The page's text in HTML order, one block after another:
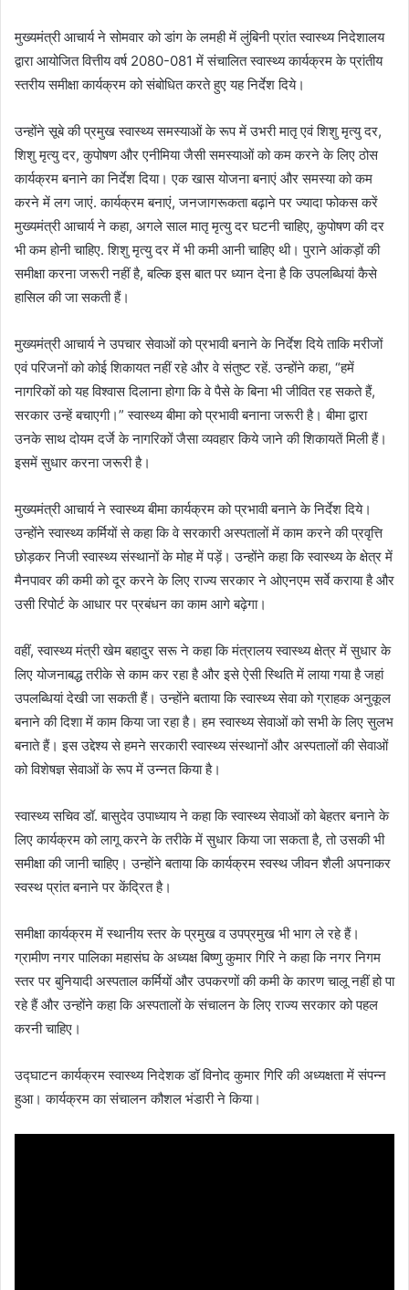
मुख्यमंत्री आचार्य ने सोमवार को डांग के लमही में लुंबिनी प्रांत स्वास्थ्य निदेशालय
द्वारा आयोजित वित्तीय वर्ष 2080-081 में संचालित स्वास्थ्य कार्यक्रम के प्रांतीय
स्तरीय समीक्षा कार्यक्रम को संबोधित करते हुए यह निर्देश दिये।
उन्होंने सूबे की प्रमुख स्वास्थ्य समस्याओं के रूप में उभरी मातृ एवं शिशु मृत्यु दर,
शिशु मृत्यु दर, कुपोषण और एनीमिया जैसी समस्याओं को कम करने के लिए ठोस
कार्यक्रम बनाने का निर्देश दिया। एक खास योजना बनाएं और समस्या को कम
करने में लग जाएं. कार्यक्रम बनाएं, जनजागरूकता बढ़ाने पर ज्यादा फोकस करें
मुख्यमंत्री आचार्य ने कहा, अगले साल मातृ मृत्यु दर घटनी चाहिए, कुपोषण की दर
भी कम होनी चाहिए. शिशु मृत्यु दर में भी कमी आनी चाहिए थी। पुराने आंकड़ों की
समीक्षा करना जरूरी नहीं है, बल्कि इस बात पर ध्यान देना है कि उपलब्धियां कैसे
हासिल की जा सकती हैं।
मुख्यमंत्री आचार्य ने उपचार सेवाओं को प्रभावी बनाने के निर्देश दिये ताकि मरीजों
एवं परिजनों को कोई शिकायत नहीं रहे और वे संतुष्ट रहें. उन्होंने कहा, “हमें
नागरिकों को यह विश्वास दिलाना होगा कि वे पैसे के बिना भी जीवित रह सकते हैं,
सरकार उन्हें बचाएगी।” स्वास्थ्य बीमा को प्रभावी बनाना जरूरी है। बीमा द्वारा
उनके साथ दोयम दर्जे के नागरिकों जैसा व्यवहार किये जाने की शिकायतें मिली हैं।
इसमें सुधार करना जरूरी है।
मुख्यमंत्री आचार्य ने स्वास्थ्य बीमा कार्यक्रम को प्रभावी बनाने के निर्देश दिये।
उन्होंने स्वास्थ्य कर्मियों से कहा कि वे सरकारी अस्पतालों में काम करने की प्रवृत्ति
छोड़कर निजी स्वास्थ्य संस्थानों के मोह में पड़ें। उन्होंने कहा कि स्वास्थ्य के क्षेत्र में
मैनपावर की कमी को दूर करने के लिए राज्य सरकार ने ओएनएम सर्वे कराया है और
उसी रिपोर्ट के आधार पर प्रबंधन का काम आगे बढ़ेगा।
वहीं, स्वास्थ्य मंत्री खेम बहादुर सरू ने कहा कि मंत्रालय स्वास्थ्य क्षेत्र में सुधार के
लिए योजनाबद्ध तरीके से काम कर रहा है और इसे ऐसी स्थिति में लाया गया है जहां
उपलब्धियां देखी जा सकती हैं। उन्होंने बताया कि स्वास्थ्य सेवा को ग्राहक अनुकूल
बनाने की दिशा में काम किया जा रहा है। हम स्वास्थ्य सेवाओं को सभी के लिए सुलभ
बनाते हैं। इस उद्देश्य से हमने सरकारी स्वास्थ्य संस्थानों और अस्पतालों की सेवाओं
को विशेषज्ञ सेवाओं के रूप में उन्नत किया है।
स्वास्थ्य सचिव डॉ. बासुदेव उपाध्याय ने कहा कि स्वास्थ्य सेवाओं को बेहतर बनाने के
लिए कार्यक्रम को लागू करने के तरीके में सुधार किया जा सकता है, तो उसकी भी
समीक्षा की जानी चाहिए। उन्होंने बताया कि कार्यक्रम स्वस्थ जीवन शैली अपनाकर
स्वस्थ प्रांत बनाने पर केंद्रित है।
समीक्षा कार्यक्रम में स्थानीय स्तर के प्रमुख व उपप्रमुख भी भाग ले रहे हैं।
ग्रामीण नगर पालिका महासंघ के अध्यक्ष बिष्णु कुमार गिरि ने कहा कि नगर निगम
स्तर पर बुनियादी अस्पताल कर्मियों और उपकरणों की कमी के कारण चालू नहीं हो पा
रहे हैं और उन्होंने कहा कि अस्पतालों के संचालन के लिए राज्य सरकार को पहल
करनी चाहिए।
उद्घाटन कार्यक्रम स्वास्थ्य निदेशक डॉ विनोद कुमार गिरि की अध्यक्षता में संपन्न
हुआ। कार्यक्रम का संचालन कौशल भंडारी ने किया।